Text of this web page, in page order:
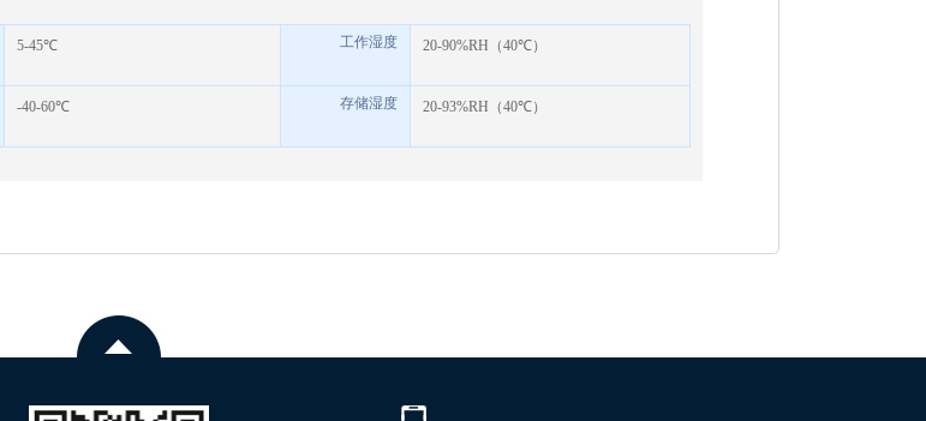
5-45℃ 工作湿度 20-90%RH （40℃）
-40-60℃ 存储湿度 20-93%RH （40℃）